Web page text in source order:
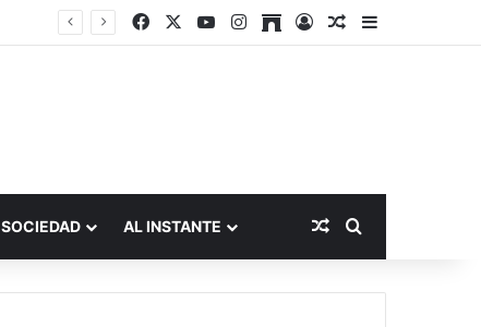
FacebookYouTubeInstagram
ArchiveAccesoPublicación al
Barra lateral
SOCIEDAD AL INSTANTE Publicación al
Buscar por